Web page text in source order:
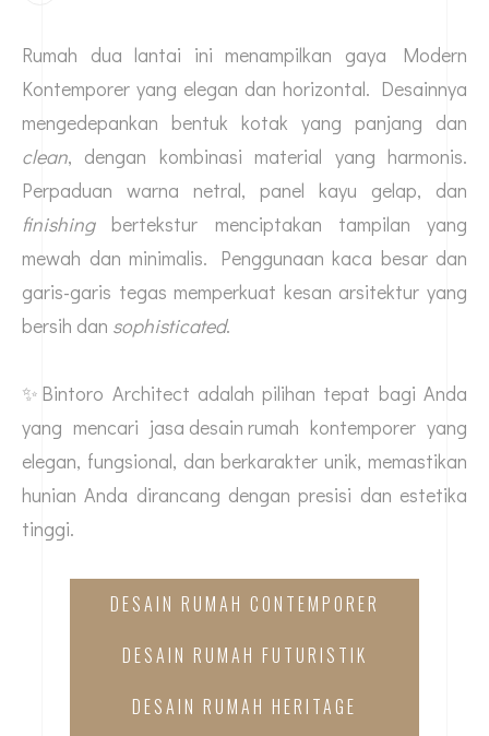
Rumah dua lantai ini menampilkan gaya Modern
Kontemporer yang elegan dan horizontal. Desainnya
mengedepankan bentuk kotak yang panjang dan
clean, dengan kombinasi material yang harmonis.
Perpaduan warna netral, panel kayu gelap, dan
finishingbertekstur menciptakan tampilan yang
mewah dan minimalis. Penggunaan kaca besar dan
garis-garis tegas memperkuat kesan arsitektur yang
bersih dan sophisticated.
✨Bintoro Architect adalah pilihan tepat bagi Anda
yang mencari jasa desain rumah kontemporer yang
elegan, fungsional, dan berkarakter unik, memastikan
hunian Anda dirancang dengan presisi dan estetika
tinggi.
DESAIN RUMAH CONTEMPORER
DESAIN RUMAH FUTURISTIK
DESAIN RUMAH HERITAGE